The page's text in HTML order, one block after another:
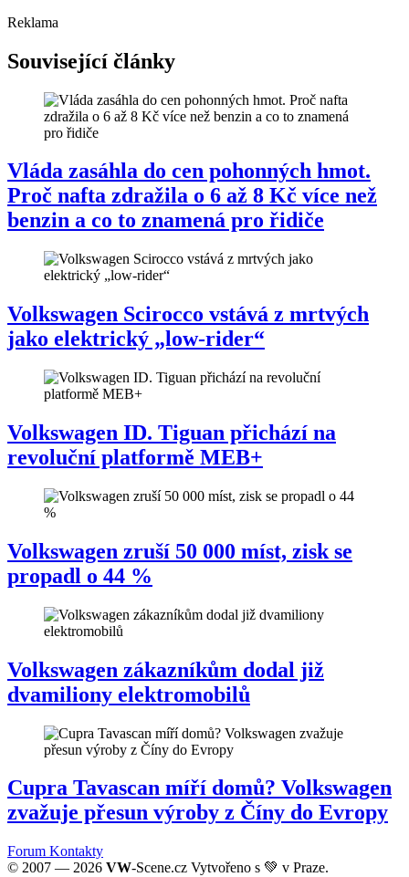
Reklama
Související články
Vláda zasáhla do cen pohonných hmot.
Proč nafta zdražila o 6 až 8 Kč více než
benzin a co to znamená pro řidiče
Volkswagen Scirocco vstává z mrtvých
jako elektrický „low-rider“
Volkswagen ID. Tiguan přichází na
revoluční platformě MEB+
Volkswagen zruší 50 000 míst, zisk se
propadl o 44 %
Volkswagen zákazníkům dodal již
dvamiliony elektromobilů
Cupra Tavascan míří domů? Volkswagen
zvažuje přesun výroby z Číny do Evropy
Forum Kontakty
© 2007 — 2026 VW-Scene.cz Vytvořeno s 💚 v Praze.